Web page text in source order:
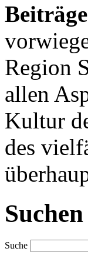
Region
allen
Kultur
des
Suche